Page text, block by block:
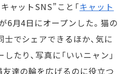
ャットSNS”こと「キャット
が6月4日にオープンした。猫の
でシェアできるほか、気に
たり、写真に「いいニャン」
友達の輪を広げるのに役立つ